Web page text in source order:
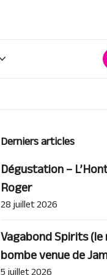
Derniers articles
Dégustation –
Roger
28 juillet 2026
Vagabond Spirits
bombe venue de